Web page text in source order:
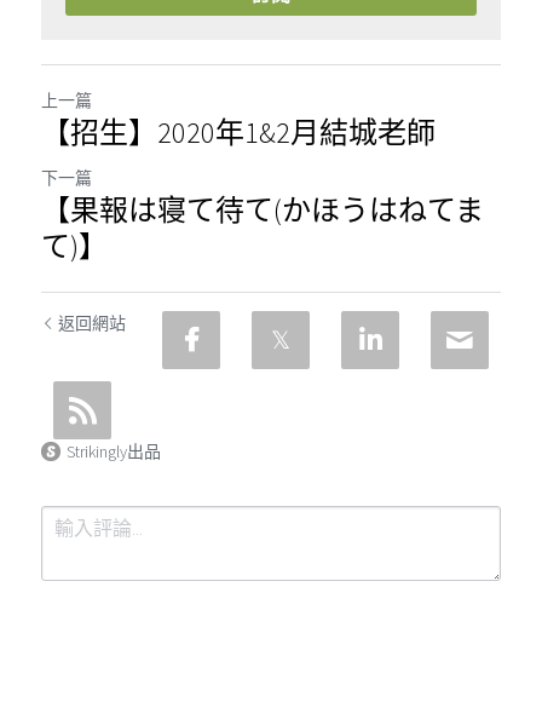
上一篇
【招生】2020年1&2月結城老師
下一篇
【果報は寝て待て(かほうはねてま
て)】
返回網站
Strikingly出品